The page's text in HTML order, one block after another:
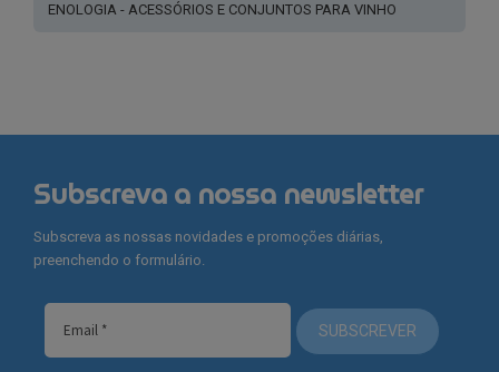
ENOLOGIA - ACESSÓRIOS E CONJUNTOS PARA VINHO
Subscreva a nossa newsletter
Subscreva as nossas novidades e promoções diárias,
preenchendo o formulário.
SUBSCREVER